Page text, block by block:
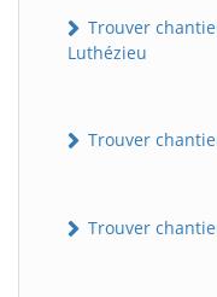
Trouver
Luthézieu
Trouver
Trouver